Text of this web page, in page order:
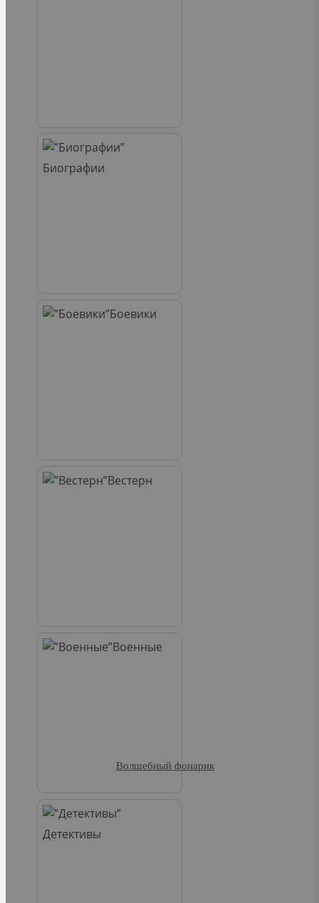
Биографии
Боевики
Вестерн
Военные
Детективы
Волшебный фонарик